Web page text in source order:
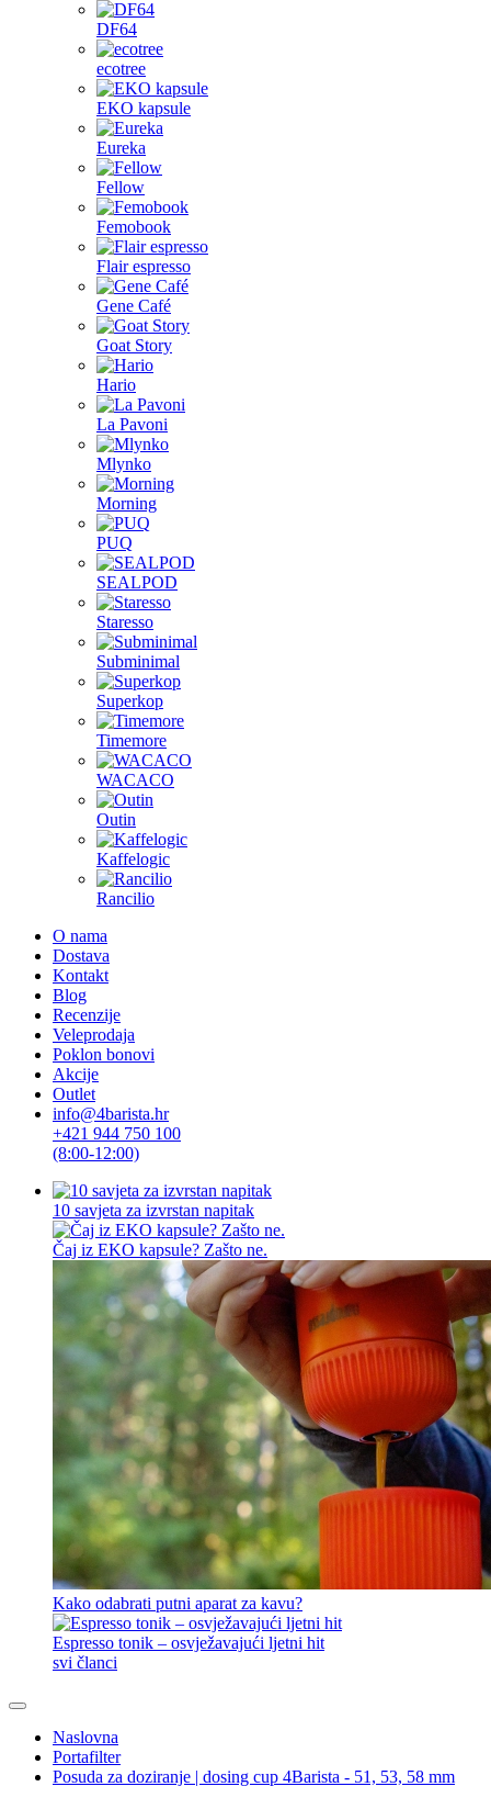
DF64
ecotree
EKO kapsule
Eureka
Fellow
Femobook
Flair espresso
Gene Café
Goat Story
Hario
La Pavoni
Mlynko
Morning
PUQ
SEALPOD
Staresso
Subminimal
Superkop
Timemore
WACACO
Outin
Kaffelogic
Rancilio
O nama
Dostava
Kontakt
Blog
Recenzije
Veleprodaja
Poklon bonovi
Akcije
Outlet
info@4barista.hr
+421 944 750 100
(8:00-12:00)
10 savjeta za izvrstan napitak
Čaj iz EKO kapsule? Zašto ne.
Kako odabrati putni aparat za kavu?
Espresso tonik – osvježavajući ljetni hit
svi članci
Naslovna
Portafilter
Posuda za doziranje | dosing cup 4Barista - 51, 53, 58 mm